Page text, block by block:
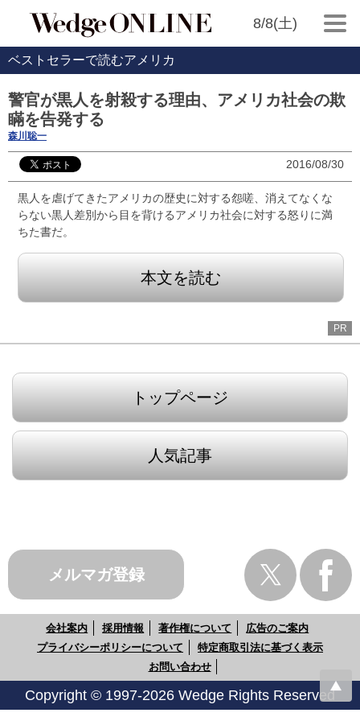
8/8(土)
ベストセラーで読むアメリカ
警官が黒人を射殺する理由、アメリカ社会の欺
瞞を告発する
森川聡一
2016/08/30
黒人を虐げてきたアメリカの歴史に対する怨嗟、消えてなくな
らない黒人差別から目を背けるアメリカ社会に対する怒りに満
ちた書だ。
本文を読む
PR
トップページ
人気記事
メルマガ登録
会社案内 採用情報 著作権について
広告のご案内
プライバシーポリシーについて
特定商取引法に基づく表示
お問い合わせ
Copyright © 1997-2026 Wedge Rights Reserved